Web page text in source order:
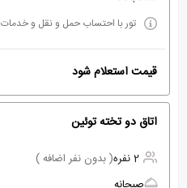
تور با احتساب حمل و نقل و خدمات
قیمت استعلام شود
اتاق دو تخته توئین
2 نفره
( بدون نفر اضافه )